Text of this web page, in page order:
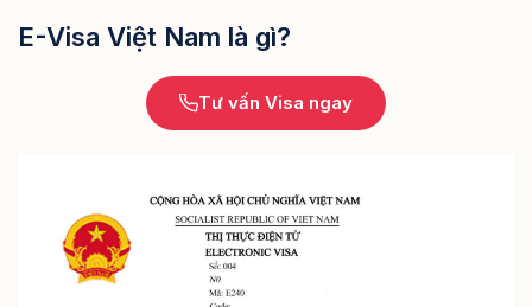
E-Visa Việt Nam là gì?
Tư vấn Visa ngay